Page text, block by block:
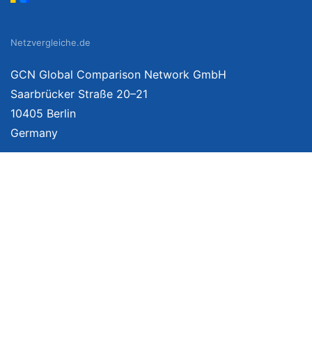
Netzvergleiche.de
GCN Global Comparison Network GmbH
Saarbrücker Straße 20–21
10405 Berlin
Germany